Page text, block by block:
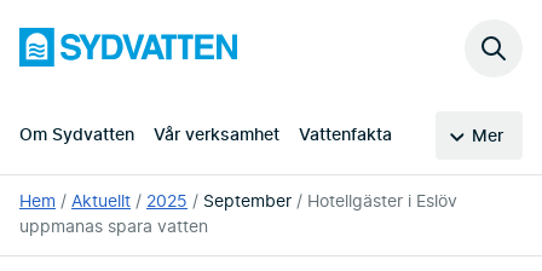
huvudinnehållet
Sydvatten
Om Sydvatten Vår verksamhet Vattenfakta Mer
Sök
Du
är
här:
Hem Aktuellt 2025 September
Hotellgäster i Eslöv
uppmanas spara vatten